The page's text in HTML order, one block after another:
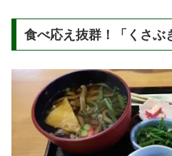
食べ応え抜群！「くさぶ